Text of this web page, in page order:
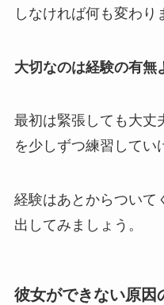
しなければ何も変わり
大切なのは経験の有無
最初は緊張しても大丈
を少しずつ練習してい
経験はあとからついて
出してみましょう。
彼女ができない原因